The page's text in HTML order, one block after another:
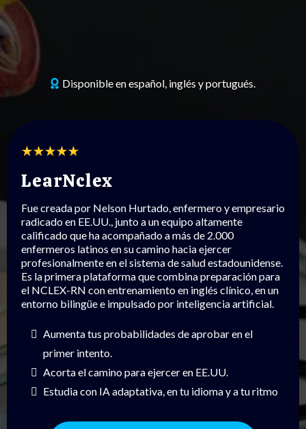
Disponible en español, inglés y portugués.
LearNclex
Fue creada por Nelson Hurtado, enfermero y empresario
radicado en EE.UU., junto a un equipo altamente
calificado que ha acompañado a más de 2.000
enfermeros latinos en su camino hacia ejercer
profesionalmente en el sistema de salud estadounidense.
Es la primera plataforma que combina preparación para
el NCLEX-RN con entrenamiento en inglés clínico, en un
entorno bilingüe e impulsado por inteligencia artificial.
Aumenta tus probabilidades de aprobar en el
primer intento.
Acorta el camino para ejercer en EE.UU.
Estudia con IA adaptativa, en tu idioma y a tu ritmo